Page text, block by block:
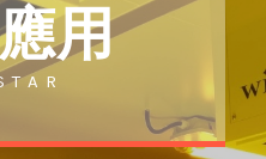
用
T A R